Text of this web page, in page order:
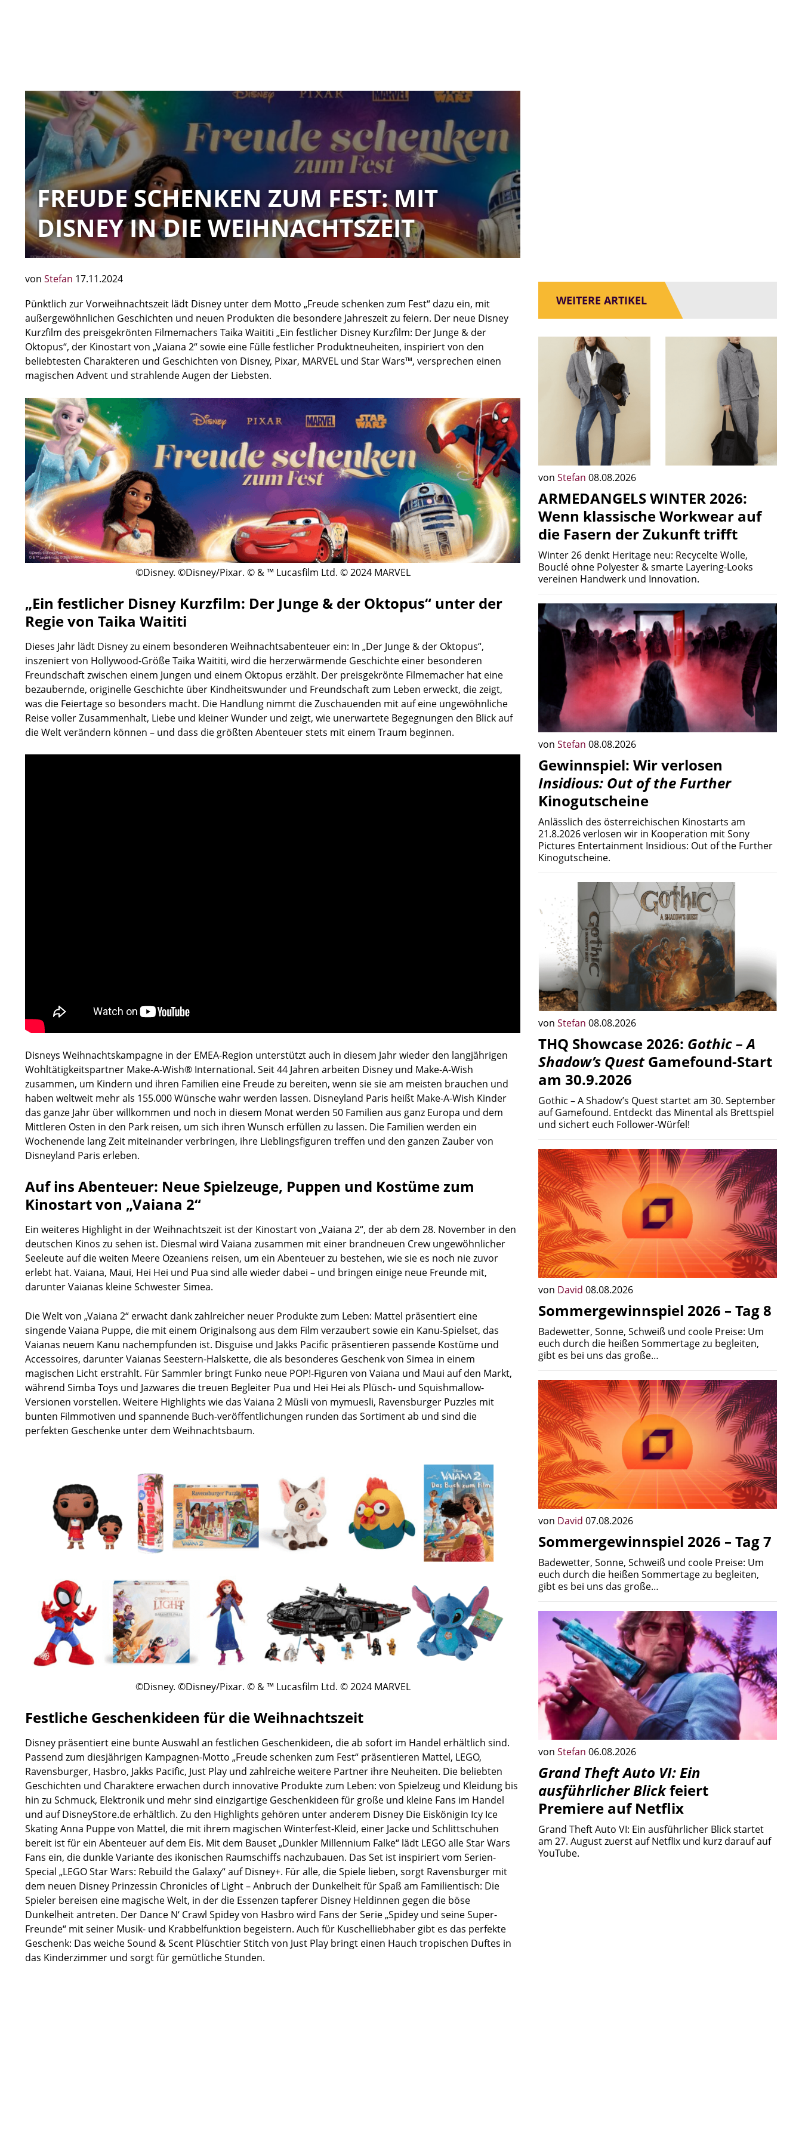
FREUDE SCHENKEN ZUM FEST: MIT
DISNEY IN DIE WEIHNACHTSZEIT
von Stefan 17.11.2024
Pünktlich zur Vorweihnachtszeit lädt Disney unter dem Motto „Freude schenken zum Fest“ dazu ein, mit
außergewöhnlichen Geschichten und neuen Produkten die besondere Jahreszeit zu feiern. Der neue Disney
Kurzfilm des preisgekrönten Filmemachers Taika Waititi „Ein festlicher Disney Kurzfilm: Der Junge & der
Oktopus“, der Kinostart von „Vaiana 2“ sowie eine Fülle festlicher Produktneuheiten, inspiriert von den
beliebtesten Charakteren und Geschichten von Disney, Pixar, MARVEL und Star Wars™, versprechen einen
magischen Advent und strahlende Augen der Liebsten.
©Disney. ©Disney/Pixar. © & ™ Lucasfilm Ltd. © 2024 MARVEL
„Ein festlicher Disney Kurzfilm: Der Junge & der Oktopus“ unter der
Regie von Taika Waititi
Dieses Jahr lädt Disney zu einem besonderen Weihnachtsabenteuer ein: In „Der Junge & der Oktopus“,
inszeniert von Hollywood-Größe Taika Waititi, wird die herzerwärmende Geschichte einer besonderen
Freundschaft zwischen einem Jungen und einem Oktopus erzählt. Der preisgekrönte Filmemacher hat eine
bezaubernde, originelle Geschichte über Kindheitswunder und Freundschaft zum Leben erweckt, die zeigt,
was die Feiertage so besonders macht. Die Handlung nimmt die Zuschauenden mit auf eine ungewöhnliche
Reise voller Zusammenhalt, Liebe und kleiner Wunder und zeigt, wie unerwartete Begegnungen den Blick auf
die Welt verändern können – und dass die größten Abenteuer stets mit einem Traum beginnen.
Disneys Weihnachtskampagne in der EMEA-Region unterstützt auch in diesem Jahr wieder den langjährigen
Wohltätigkeitspartner Make-A-Wish® International. Seit 44 Jahren arbeiten Disney und Make-A-Wish
zusammen, um Kindern und ihren Familien eine Freude zu bereiten, wenn sie sie am meisten brauchen und
haben weltweit mehr als 155.000 Wünsche wahr werden lassen. Disneyland Paris heißt Make-A-Wish Kinder
das ganze Jahr über willkommen und noch in diesem Monat werden 50 Familien aus ganz Europa und dem
Mittleren Osten in den Park reisen, um sich ihren Wunsch erfüllen zu lassen. Die Familien werden ein
Wochenende lang Zeit miteinander verbringen, ihre Lieblingsfiguren treffen und den ganzen Zauber von
Disneyland Paris erleben.
Auf ins Abenteuer: Neue Spielzeuge, Puppen und Kostüme zum
Kinostart von „Vaiana 2“
Ein weiteres Highlight in der Weihnachtszeit ist der Kinostart von „Vaiana 2“, der ab dem 28. November in den
deutschen Kinos zu sehen ist. Diesmal wird Vaiana zusammen mit einer brandneuen Crew ungewöhnlicher
Seeleute auf die weiten Meere Ozeaniens reisen, um ein Abenteuer zu bestehen, wie sie es noch nie zuvor
erlebt hat. Vaiana, Maui, Hei Hei und Pua sind alle wieder dabei – und bringen einige neue Freunde mit,
darunter Vaianas kleine Schwester Simea.
Die Welt von „Vaiana 2“ erwacht dank zahlreicher neuer Produkte zum Leben: Mattel präsentiert eine
singende Vaiana Puppe, die mit einem Originalsong aus dem Film verzaubert sowie ein Kanu-Spielset, das
Vaianas neuem Kanu nachempfunden ist. Disguise und Jakks Pacific präsentieren passende Kostüme und
Accessoires, darunter Vaianas Seestern-Halskette, die als besonderes Geschenk von Simea in einem
magischen Licht erstrahlt. Für Sammler bringt Funko neue POP!-Figuren von Vaiana und Maui auf den Markt,
während Simba Toys und Jazwares die treuen Begleiter Pua und Hei Hei als Plüsch- und Squishmallow-
Versionen vorstellen. Weitere Highlights wie das Vaiana 2 Müsli von mymuesli, Ravensburger Puzzles mit
bunten Filmmotiven und spannende Buch-veröffentlichungen runden das Sortiment ab und sind die
perfekten Geschenke unter dem Weihnachtsbaum.
©Disney. ©Disney/Pixar. © & ™ Lucasfilm Ltd. © 2024 MARVEL
Festliche Geschenkideen für die Weihnachtszeit
Disney präsentiert eine bunte Auswahl an festlichen Geschenkideen, die ab sofort im Handel erhältlich sind.
Passend zum diesjährigen Kampagnen-Motto „Freude schenken zum Fest“ präsentieren Mattel, LEGO,
Ravensburger, Hasbro, Jakks Pacific, Just Play und zahlreiche weitere Partner ihre Neuheiten. Die beliebten
Geschichten und Charaktere erwachen durch innovative Produkte zum Leben: von Spielzeug und Kleidung bis
hin zu Schmuck, Elektronik und mehr sind einzigartige Geschenkideen für große und kleine Fans im Handel
und auf DisneyStore.de erhältlich. Zu den Highlights gehören unter anderem Disney Die Eiskönigin Icy Ice
Skating Anna Puppe von Mattel, die mit ihrem magischen Winterfest-Kleid, einer Jacke und Schlittschuhen
bereit ist für ein Abenteuer auf dem Eis. Mit dem Bauset „Dunkler Millennium Falke“ lädt LEGO alle Star Wars
Fans ein, die dunkle Variante des ikonischen Raumschiffs nachzubauen. Das Set ist inspiriert vom Serien-
Special „LEGO Star Wars: Rebuild the Galaxy“ auf Disney+. Für alle, die Spiele lieben, sorgt Ravensburger mit
dem neuen Disney Prinzessin Chronicles of Light – Anbruch der Dunkelheit für Spaß am Familientisch: Die
Spieler bereisen eine magische Welt, in der die Essenzen tapferer Disney Heldinnen gegen die böse
Dunkelheit antreten. Der Dance N‘ Crawl Spidey von Hasbro wird Fans der Serie „Spidey und seine Super-
Freunde“ mit seiner Musik- und Krabbelfunktion begeistern. Auch für Kuschelliebhaber gibt es das perfekte
Geschenk: Das weiche Sound & Scent Plüschtier Stitch von Just Play bringt einen Hauch tropischen Duftes in
das Kinderzimmer und sorgt für gemütliche Stunden.
WEITERE ARTIKEL
von Stefan 08.08.2026
ARMEDANGELS WINTER 2026:
Wenn klassische Workwear auf
die Fasern der Zukunft trifft
Winter 26 denkt Heritage neu: Recycelte Wolle,
Bouclé ohne Polyester & smarte Layering-Looks
vereinen Handwerk und Innovation.
von Stefan 08.08.2026
Gewinnspiel: Wir verlosen
Insidious: Out of the Further
Kinogutscheine
Anlässlich des österreichischen Kinostarts am
21.8.2026 verlosen wir in Kooperation mit Sony
Pictures Entertainment Insidious: Out of the Further
Kinogutscheine.
von Stefan 08.08.2026
THQ Showcase 2026: Gothic – A
Shadow’s QuestGamefound-Start
am 30.9.2026
Gothic – A Shadow’s Quest startet am 30. September
auf Gamefound. Entdeckt das Minental als Brettspiel
und sichert euch Follower-Würfel!
von David 08.08.2026
Sommergewinnspiel 2026 – Tag 8
Badewetter, Sonne, Schweiß und coole Preise: Um
euch durch die heißen Sommertage zu begleiten,
gibt es bei uns das große…
von David 07.08.2026
Sommergewinnspiel 2026 – Tag 7
Badewetter, Sonne, Schweiß und coole Preise: Um
euch durch die heißen Sommertage zu begleiten,
gibt es bei uns das große…
von Stefan 06.08.2026
Grand Theft Auto VI: Ein
ausführlicher Blickfeiert
Premiere auf Netflix
Grand Theft Auto VI: Ein ausführlicher Blick startet
am 27. August zuerst auf Netflix und kurz darauf auf
YouTube.